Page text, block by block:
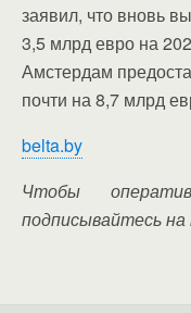
заявил, что вновь
3,5 млрд евро на
Амстердам
почти на 8,7 млрд
belta.by
Чтобы
подписывайтесь